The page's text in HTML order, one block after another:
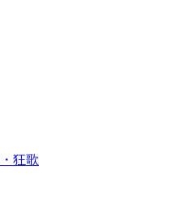
狂歌